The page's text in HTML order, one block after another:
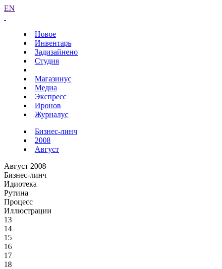
EN
Новое
Инвентарь
Задизайнено
Студия
Магазинус
Медиа
Экспресс
Иронов
Журналус
Бизнес-линч
2008
Август
Август 2008
Бизнес-линч
Идиотека
Рутина
Процесс
Иллюстрации
13
14
15
16
17
18